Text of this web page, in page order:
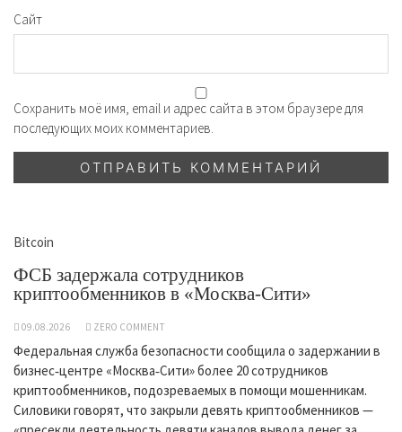
Сайт
Сохранить моё имя, email и адрес сайта в этом браузере для
последующих моих комментариев.
Bitcoin
ФСБ задержала сотрудников
криптообменников в «Москва-Сити»
09.08.2026 ZERO COMMENT
Федеральная служба безопасности сообщила о задержании в
бизнес‑центре «Москва‑Сити» более 20 сотрудников
криптообменников, подозреваемых в помощи мошенникам.
Силовики говорят, что закрыли девять криптообменников —